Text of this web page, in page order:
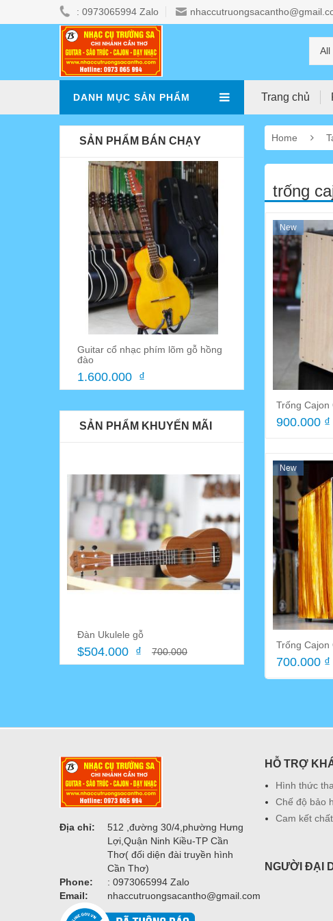
: 0973065994 Zalo
All
DANH MỤC SẢN PHẨM Trang chủ
SẢN PHẨM BÁN CHẠY
Guitar cổ nhạc phím lõm gỗ hồng
đào
1.600.000 ₫
Móng gảy đàn
45.000 ₫
SẢN PHẨM KHUYẾN MÃI
Đàn Ukulele gỗ
$504.000 ₫ 700.000
Home
trống
New
Trống Cajon
900.000 ₫
New
Trống Cajon
700.000 ₫
Địa chỉ:
512 ,đường 30/4,phường Hưng
Lợi,Quận Ninh Kiều-TP Cần
Thơ( đối diện đài truyền hình
Cần Thơ)
Phone:
: 0973065994 Zalo
Email:
nhaccutruongsacantho@gmail.com
HỖ TRỢ
Hình thức
Chế độ bảo
Cam kết
NGƯỜI ĐẠI